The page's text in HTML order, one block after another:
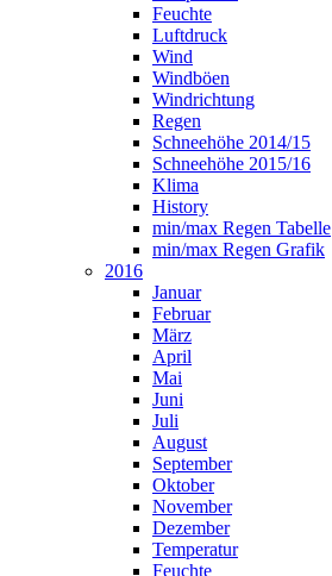
Feuchte
Luftdruck
Wind
Windböen
Windrichtung
Regen
Schneehöhe 2014/15
Schneehöhe 2015/16
Klima
History
min/max Regen Tabelle
min/max Regen Grafik
2016
Januar
Februar
März
April
Mai
Juni
Juli
August
September
Oktober
November
Dezember
Temperatur
Feuchte